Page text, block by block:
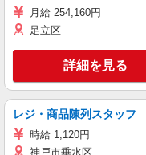
月給 254,160円
足立区
詳細を見る
レジ・商品陳列スタッフ
時給 1,120円
神戸市垂水区